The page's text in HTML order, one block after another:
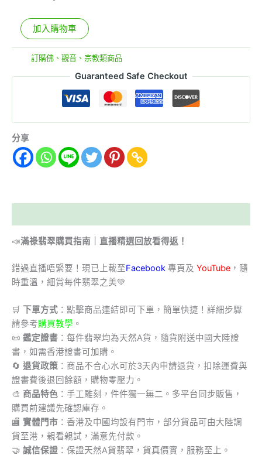
加入購物車
訂購佛、觀音、宗教類商品
Guaranteed Safe Checkout
分享
📣滿祿翡翠購買指南｜直播精選回放看得返！
錯過直播唔緊要！現已上載至Facebook 專頁及 YouTube ，隨
時重溫，細賞每件翡翠之美💚
🛒 下單方式 ：點擊商品連結即可下單，簡單快捷！詳細步驟
請參考購買教學 。
📜 鑑定證書 ：每件翡翠均為天然A貨，隨貨附送中國大陸證
書，如需香港證書可加購。
🔄 退貨政策 ：商品不合心水可於3天內申請退貨，扣除運費與
證書費後退回餘額，購物零壓力。
🎨 商品特色 ：手工雕刻，件件獨一無二。多平台同步販售，
購買前建議先確認庫存。
🏬 實體門市 ：香港及中國均設有門市，部分貨品可由大陸調
貨至港，親看親試，滿意先付款。
🤝 誠信保證 ：保證天然A貨翡翠，貨真價實，服務至上。